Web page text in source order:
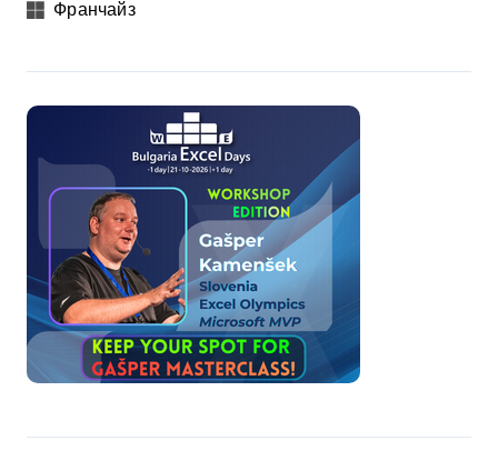
Франчайз